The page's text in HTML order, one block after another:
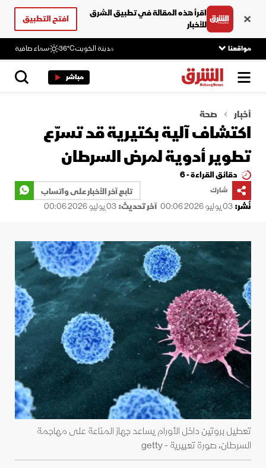
اقرأ هذه المقالة في تطبيق الشرق
للأخبار
افتح التطبيق
مواقعنا مدينة الكويت36°C سماء صافية
مباشر
أخبار صحة
اكتشاف آلية بكتيرية قد تسرّع
تطوير أدوية لمرض السرطان
دقائق القراءة - 6
شارك
تابع آخر الأخبار على واتساب
نُشر:03 يوليو 2026 00:06 آخر تحديث:03 يوليو 2026 00:06
تعطيل بروتين داخل الأورام يساعد جهاز المناعة على مهاجمة
السرطان، صورة تعبيرية - getty